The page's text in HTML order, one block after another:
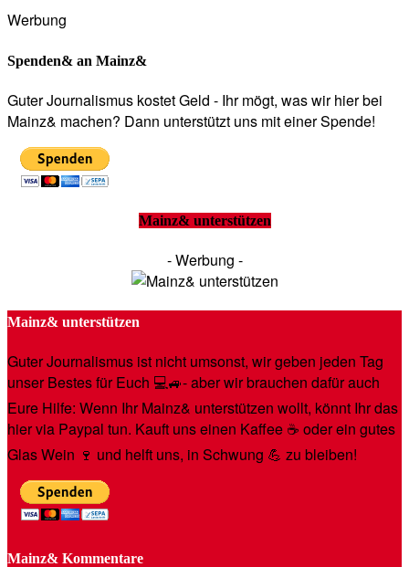
Werbung
Spenden& an Mainz&
Guter Journalismus kostet Geld - Ihr mögt, was wir hier bei
Mainz& machen? Dann unterstützt uns mit einer Spende!
Mainz& unterstützen
- Werbung -
Mainz& unterstützen
Guter Journalismus ist nicht umsonst, wir geben jeden Tag
unser Bestes für Euch 💻🚙- aber wir brauchen dafür auch
Eure Hilfe: Wenn Ihr Mainz& unterstützen wollt, könnt Ihr das
hier via Paypal tun. Kauft uns einen Kaffee ☕️ oder ein gutes
Glas Wein 🍷 und helft uns, in Schwung 💪 zu bleiben!
Mainz& Kommentare